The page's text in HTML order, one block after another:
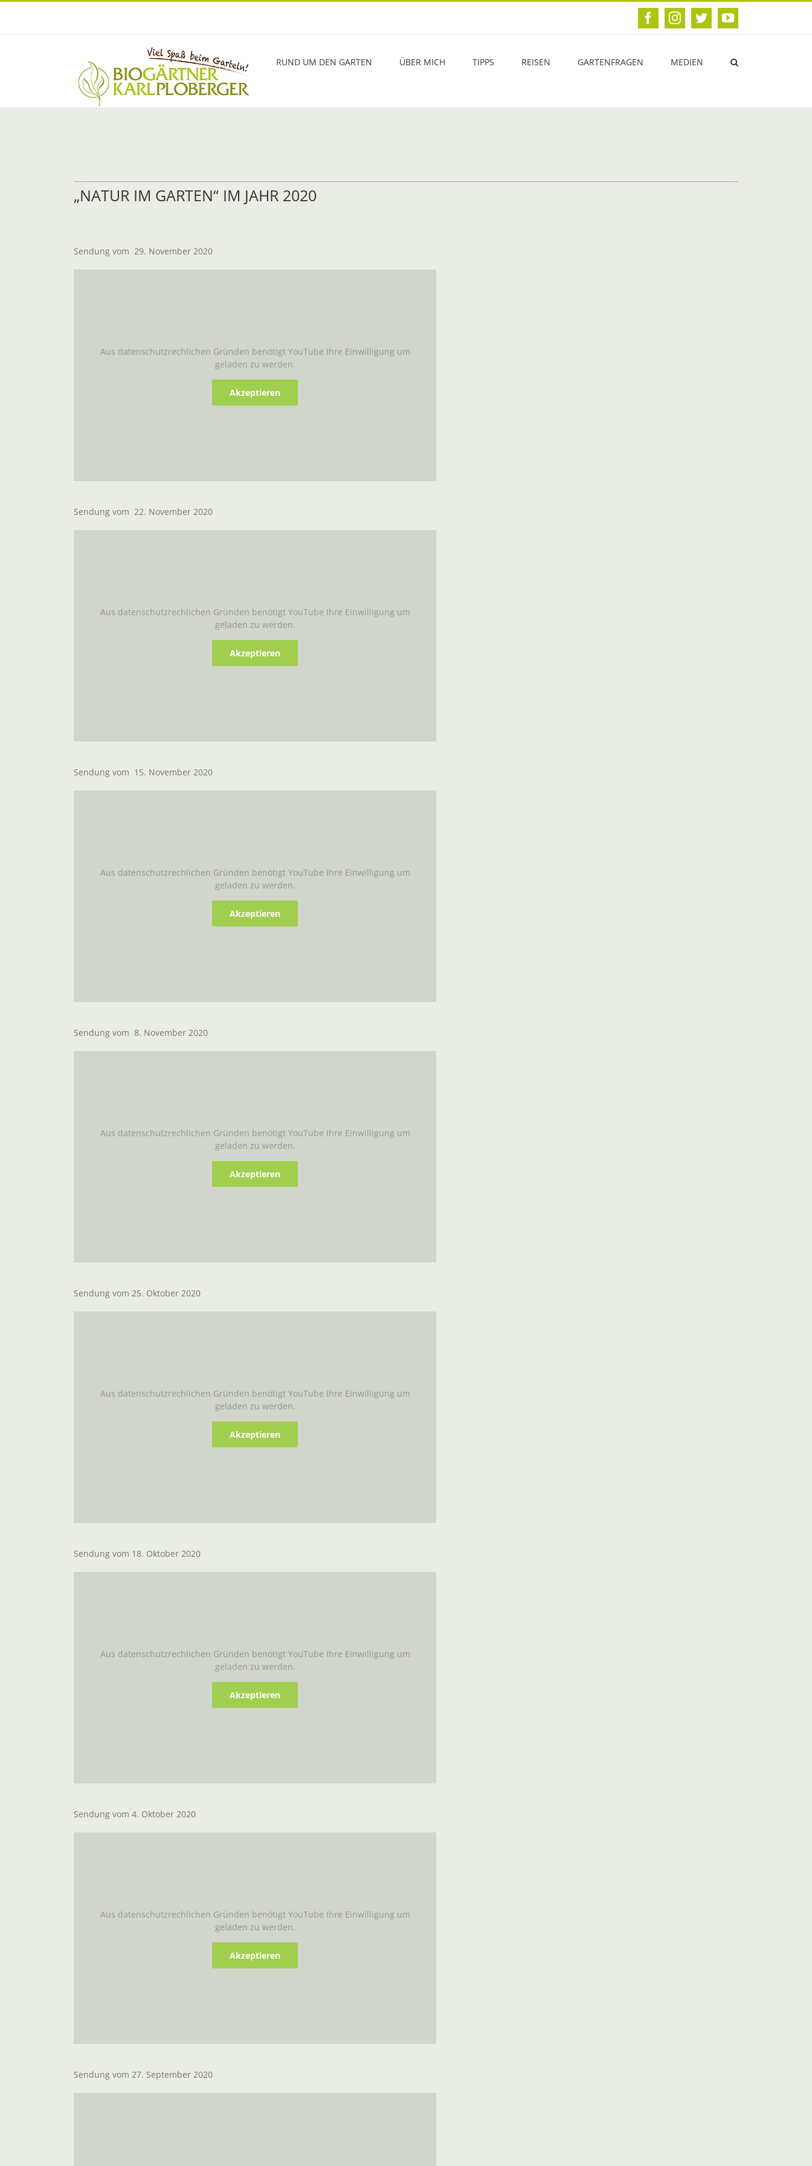
Zum
FacebookInstagram
TwitterYouTube
RUND UM DEN GARTEN ÜBER MICH TIPPS REISEN GARTENFRAGEN MEDIEN
„NATUR IM GARTEN“ IM JAHR 2020
Sendung vom 29. November 2020
Aus datenschutzrechlichen Gründen benötigt YouTube Ihre Einwilligung um
geladen zu werden.
Akzeptieren
Sendung vom 22. November 2020
Aus datenschutzrechlichen Gründen benötigt YouTube Ihre Einwilligung um
geladen zu werden.
Akzeptieren
Sendung vom 15. November 2020
Aus datenschutzrechlichen Gründen benötigt YouTube Ihre Einwilligung um
geladen zu werden.
Akzeptieren
Sendung vom 8. November 2020
Aus datenschutzrechlichen Gründen benötigt YouTube Ihre Einwilligung um
geladen zu werden.
Akzeptieren
Sendung vom 25. Oktober 2020
Aus datenschutzrechlichen Gründen benötigt YouTube Ihre Einwilligung um
geladen zu werden.
Akzeptieren
Sendung vom 18. Oktober 2020
Aus datenschutzrechlichen Gründen benötigt YouTube Ihre Einwilligung um
geladen zu werden.
Akzeptieren
Sendung vom 4. Oktober 2020
Aus datenschutzrechlichen Gründen benötigt YouTube Ihre Einwilligung um
geladen zu werden.
Akzeptieren
Sendung vom 27. September 2020